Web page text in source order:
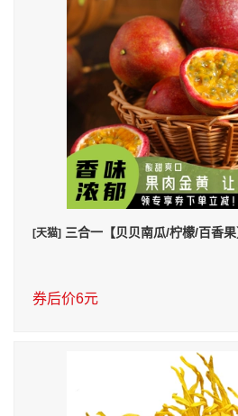
[天猫] 三合一【贝贝南瓜/柠檬/百香
券后价6元